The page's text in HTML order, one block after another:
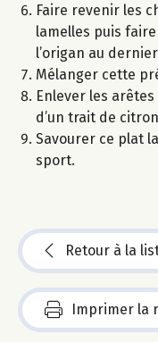
Faire revenir les
lamelles puis
l’origan au
Mélanger cette
Enlever les
d’un trait de
Savourer ce plat
sport.
Retour à la
Imprimer la